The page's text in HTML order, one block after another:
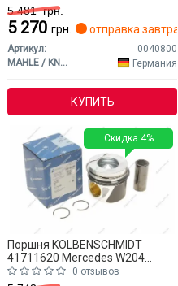
5 481грн.
5 270 грн. отправка завтра
Артикул:
0040800
MAHLE / KNECHT
Германия
КУПИТЬ
Поршня KOLBENSCHMIDT
41711620 Mercedes W204
(CLASS-C)
0 отзывов
Скидка 4%